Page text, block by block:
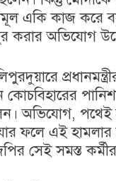
একি কাজ করে
করার অভিযোগ
অভিযোগ,
যার ফলে এই
সেই সমস্ত